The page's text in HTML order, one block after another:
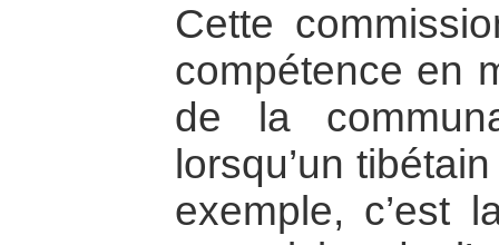
Cette
compétence en
de la
lorsqu’un
exemple, c’est